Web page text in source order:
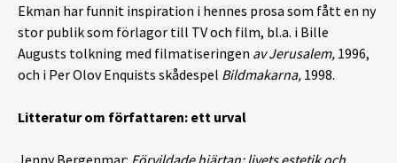
Ekman har funnit inspiration i hennes prosa som fått en ny
stor publik som förlagor till TV och film, bl.a. i Bille
Augusts tolkning med filmatiseringen av Jerusalem, 1996,
och i Per Olov Enquists skådespel Bildmakarna, 1998.
Litteratur om författaren: ett urval
Jenny Bergenmar: Förvildade hjärtan: livets estetik och